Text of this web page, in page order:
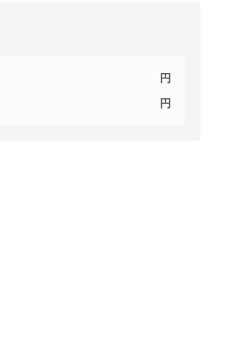
円
円